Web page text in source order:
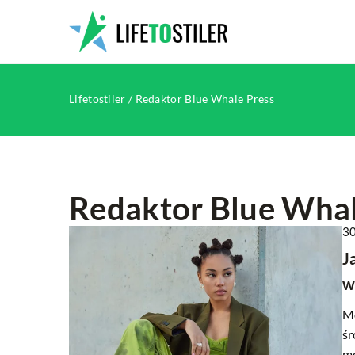
Lifetostiler / Redaktor Blue Whale Press
Redaktor Blue
HOBBY SPORTY